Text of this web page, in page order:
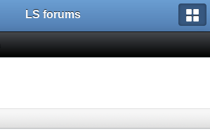
LS forums